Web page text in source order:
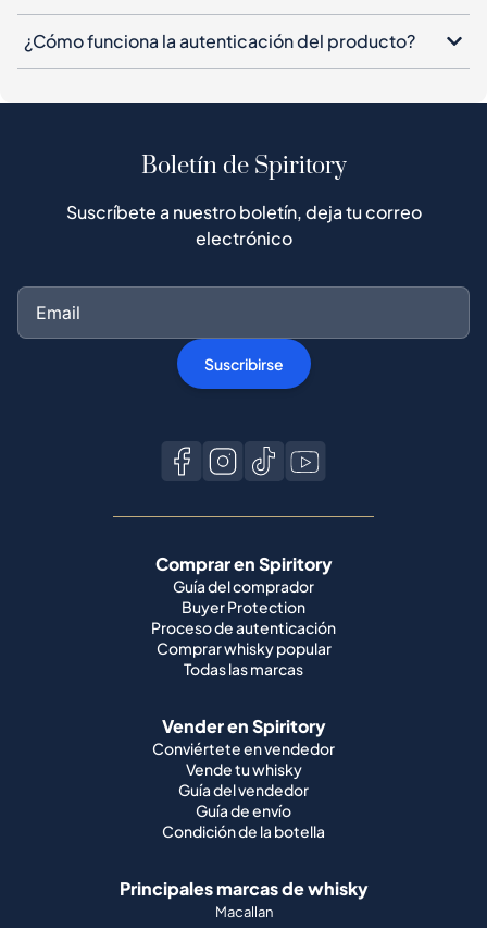
¿Cómo funciona la autenticación del producto?
Boletín de Spiritory
Suscríbete a nuestro boletín, deja tu correo
electrónico
Suscribirse
Comprar en Spiritory
Guía del comprador
Buyer Protection
Proceso de autenticación
Comprar whisky popular
Todas las marcas
Vender en Spiritory
Conviértete en vendedor
Vende tu whisky
Guía del vendedor
Guía de envío
Condición de la botella
Principales marcas de whisky
Macallan